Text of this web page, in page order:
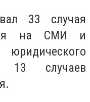
33 случая
на СМИ и
случаев